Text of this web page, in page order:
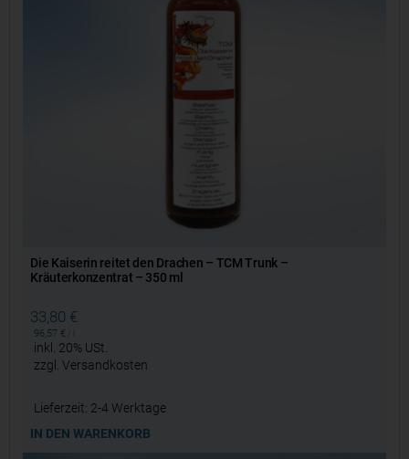
Die Kaiserin reitet den Drachen – TCM Trunk –
Kräuterkonzentrat – 350 ml
33,80 €
96,57€
inkl. 20% USt.
zzgl.Versandkosten
Lieferzeit: 2-4 Werktage
IN DEN WARENKORB